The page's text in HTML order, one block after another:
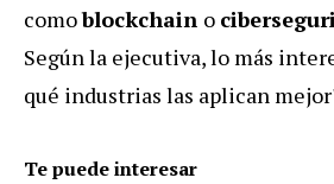
comoblockchain o
Según la ejecutiva, lo más
qué industrias las aplican
Te puede interesar